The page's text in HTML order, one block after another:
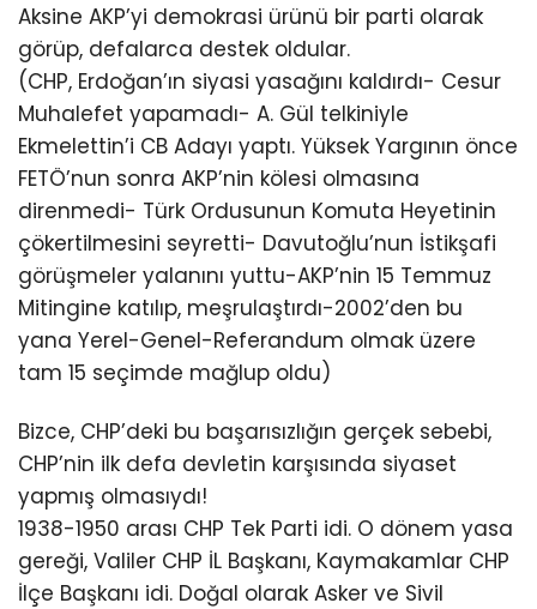
Aksine AKP’yi demokrasi ürünü bir parti olarak
görüp, defalarca destek oldular.
(CHP, Erdoğan’ın siyasi yasağını kaldırdı- Cesur
Muhalefet yapamadı- A. Gül telkiniyle
Ekmelettin’i CB Adayı yaptı. Yüksek Yargının önce
FETÖ’nun sonra AKP’nin kölesi olmasına
direnmedi- Türk Ordusunun Komuta Heyetinin
çökertilmesini seyretti- Davutoğlu’nun İstikşafi
görüşmeler yalanını yuttu-AKP’nin 15 Temmuz
Mitingine katılıp, meşrulaştırdı-2002’den bu
yana Yerel-Genel-Referandum olmak üzere
tam 15 seçimde mağlup oldu)
Bizce, CHP’deki bu başarısızlığın gerçek sebebi,
CHP’nin ilk defa devletin karşısında siyaset
yapmış olmasıydı!
1938-1950 arası CHP Tek Parti idi. O dönem yasa
gereği, Valiler CHP İL Başkanı, Kaymakamlar CHP
İlçe Başkanı idi. Doğal olarak Asker ve Sivil